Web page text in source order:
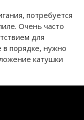
потребуется
Очень часто
для
в порядке, нужно
катушки